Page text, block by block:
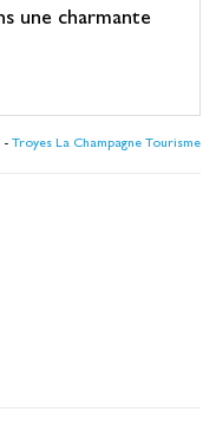
une charmante
-Troyes La Champagne Tourisme